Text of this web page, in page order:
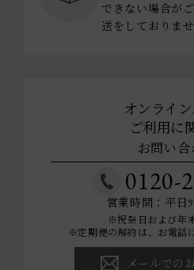
できない場合が
送をしておりませ
オンライ
ご利用に
お問い合
0120-
営業時間：平日
※祝祭日および年
※定期便の解約は、お電話
メールでの